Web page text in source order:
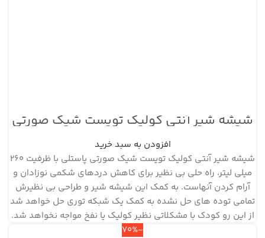
شیشه شیر آنتی کولیک تویست شیک صورتی
پاستلی ظرفیت ۲۶۰ میلی لیتر
افزودن به سبد خرید
شیشه شیر آنتی کولیک تویست شیک صورتی پاستلی با ظرفیت 260
میلی لیتر، راه حلی بی نظیر برای کاهش دردهای شکمی نوزادان و
آرام کردن آنهاست. به کمک این شیشه شیر و طراحی بی نظیرش
تمامی توده های حل نشده به کمک یک شبکه توری حل خواهد شد
از این رو کودک با مشکلاتی نظیر کولیک یا نفخ مواجه نخواهد شد.
-70%